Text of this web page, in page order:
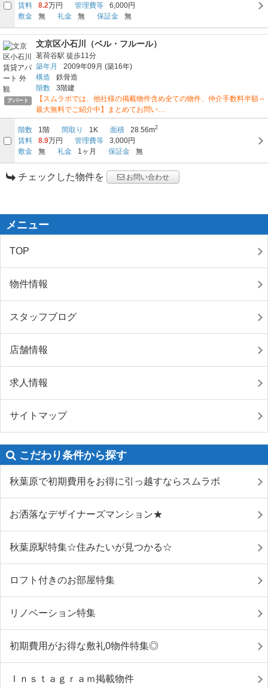
賃料 8.2万円 管理費等
6,000円
敷金
無 礼金 無 保証金 無
アパート
文京区小石川（ベル・フルール）
茗荷谷駅 徒歩11分
築年月
2009年09月 (築16年)
構造
鉄骨造
階数
3階建
【スムラボでは、他社様の掲載物件含め全ての物件、仲介手数料半額～
最大無料でご紹介中】まとめてお問い…
階数 1階 間取り 1K 面積 28.56m2
賃料 8.9万円 管理費等
3,000円
敷金
無 礼金 1ヶ月 保証金 無
チェックした物件を お問い合わせ
メニュー
TOP
物件情報
スタッフブログ
店舗情報
求人情報
サイトマップ
こだわり条件から探す
秋葉原で初期費用をお得に引っ越すならスムラボ
お洒落なデザイナーズマンション★
秋葉原駅特集☆住みたいが見つかる☆
ロフト付きのお部屋特集
リノベーション特集
初期費用がお得な敷礼0物件特集◎
Ｉｎｓｔａｇｒａｍ掲載物件